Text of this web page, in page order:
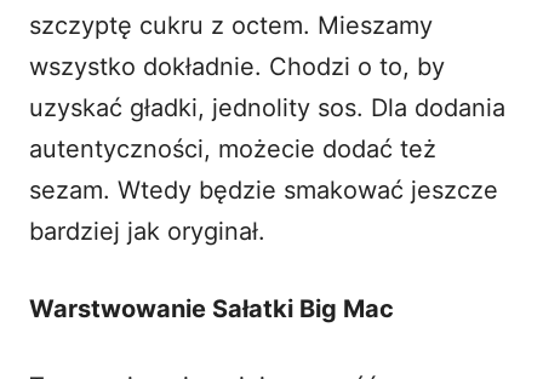
szczyptę cukru z octem. Mieszamy
wszystko dokładnie. Chodzi o to, by
uzyskać gładki, jednolity sos. Dla dodania
autentyczności, możecie dodać też
sezam. Wtedy będzie smakować jeszcze
bardziej jak oryginał.
Warstwowanie Sałatki Big Mac